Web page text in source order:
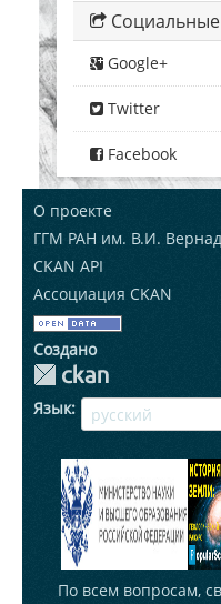
Социальные
Google+
Twitter
Facebook
О проекте
ГГМ РАН им. В.И.
CKAN API
Ассоциация CKAN
Создано
Язык
По всем вопросам,